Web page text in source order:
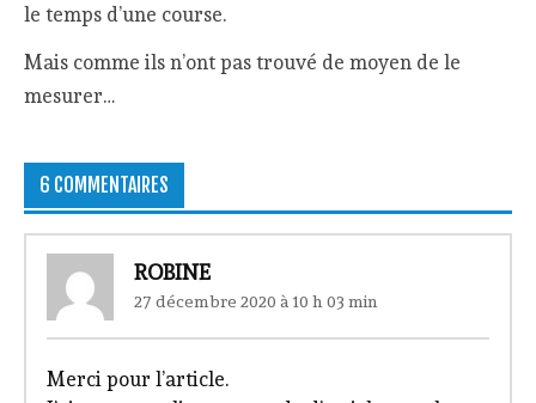
le temps d’une course.
Mais comme ils n’ont pas trouvé de moyen de le
mesurer…
6 COMMENTAIRES
ROBINE
27 décembre 2020 à 10 h 03 min
Merci pour l’article.